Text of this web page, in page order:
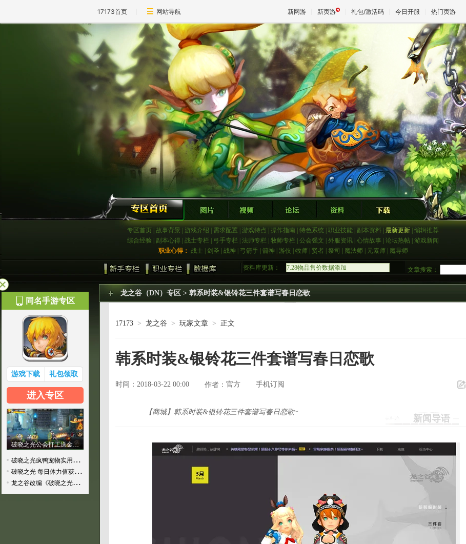
17173首页 网站导航 新网游 新页游 礼包/激活码 今日开服 热门页游
魔兽
天堂
王权与自由
专区首页 故事背景 游戏介绍 需求配置 游戏特点 操作指南 特色系统 职业技能 副本资料 最新更新 编辑推荐
综合经验
副本心得 战士专栏 弓手专栏 法师专栏 牧师专栏 公会强文 外服资讯 心情故事 论坛热帖
游戏新闻
职业心得： 战士| 剑圣 战神 弓箭手| 箭神 游侠| 牧师| 贤者| 祭司 魔法师| 元素师| 魔导师
资料库更新：
近期更新：NPC及副本数据
7.20称号成就更新
7.22任务数据添加
7.23物品制作数据添加
文章搜索：
同名手游专区
游戏下载 礼包领取
进入专区
破晓之光公会打工送金…
破晓之光疯鸭宠物实用性分…
破晓之光 每日体力值获取…
龙之谷改编《破晓之光》体…
龙之谷（DN）专区> 韩系时装&银铃花三件套谱写春日恋歌
17173 > 龙之谷 > 玩家文章 > 正文
韩系时装&银铃花三件套谱写春日恋歌
时间：2018-03-22 00:00 作者： 官方 手机订阅
新闻导语
【商城】韩系时装&银铃花三件套谱写春日恋歌~